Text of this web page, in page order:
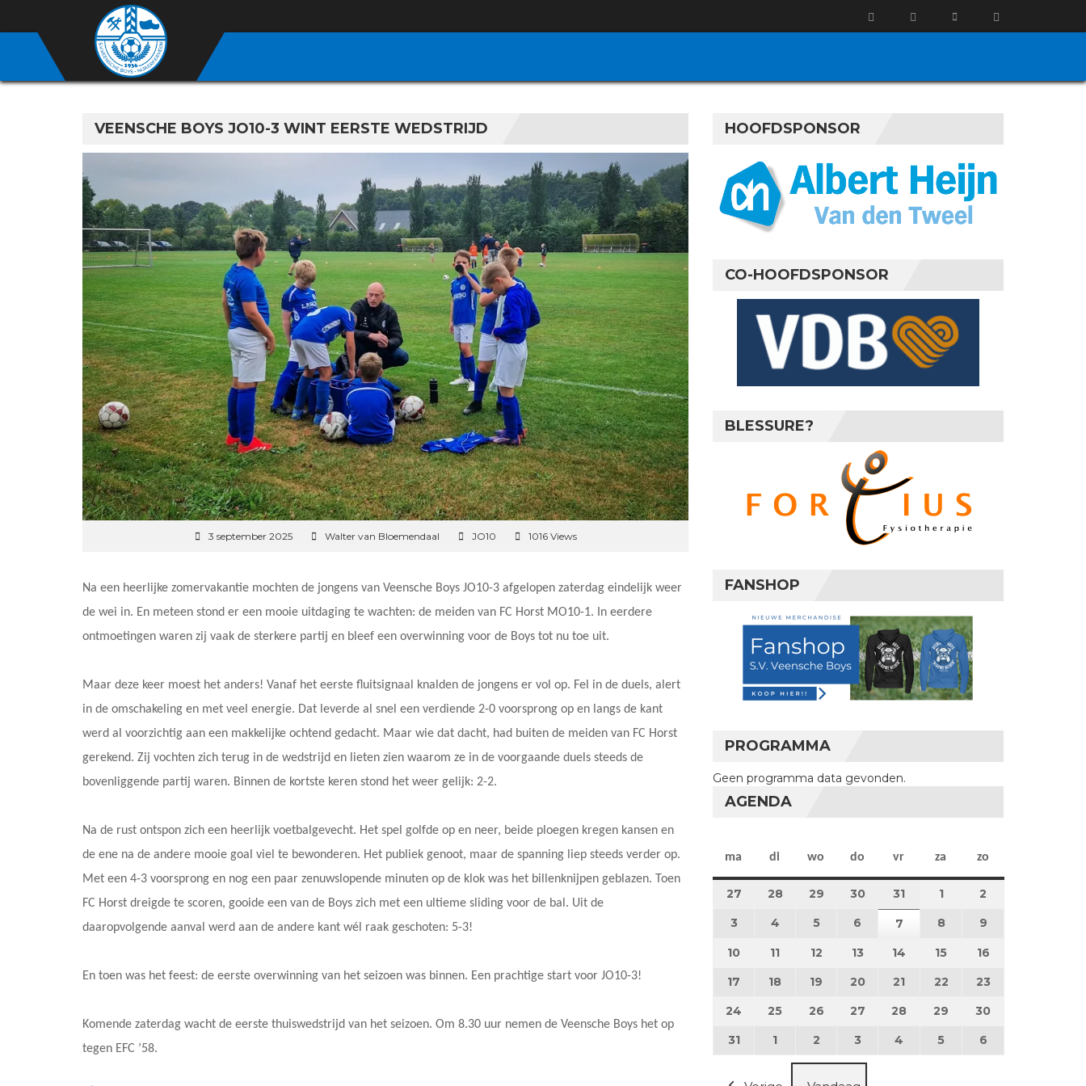
VEENSCHE BOYS JO10-3 WINT EERSTE WEDSTRIJD
3 september 2025 Walter van Bloemendaal JO10 1016 Views
Na een heerlijke zomervakantie mochten de jongens van Veensche Boys JO10-3 afgelopen zaterdag eindelijk weer
de wei in. En meteen stond er een mooie uitdaging te wachten: de meiden van FC Horst MO10-1. In eerdere
ontmoetingen waren zij vaak de sterkere partij en bleef een overwinning voor de Boys tot nu toe uit.
Maar deze keer moest het anders! Vanaf het eerste fluitsignaal knalden de jongens er vol op. Fel in de duels, alert
in de omschakeling en met veel energie. Dat leverde al snel een verdiende 2-0 voorsprong op en langs de kant
werd al voorzichtig aan een makkelijke ochtend gedacht. Maar wie dat dacht, had buiten de meiden van FC Horst
gerekend. Zij vochten zich terug in de wedstrijd en lieten zien waarom ze in de voorgaande duels steeds de
bovenliggende partij waren. Binnen de kortste keren stond het weer gelijk: 2-2.
Na de rust ontspon zich een heerlijk voetbalgevecht. Het spel golfde op en neer, beide ploegen kregen kansen en
de ene na de andere mooie goal viel te bewonderen. Het publiek genoot, maar de spanning liep steeds verder op.
Met een 4-3 voorsprong en nog een paar zenuwslopende minuten op de klok was het billenknijpen geblazen. Toen
FC Horst dreigde te scoren, gooide een van de Boys zich met een ultieme sliding voor de bal. Uit de
daaropvolgende aanval werd aan de andere kant wél raak geschoten: 5-3!
En toen was het feest: de eerste overwinning van het seizoen was binnen. Een prachtige start voor JO10-3!
Komende zaterdag wacht de eerste thuiswedstrijd van het seizoen. Om 8.30 uur nemen de Veensche Boys het op
tegen EFC ’58.
HOOFDSPONSOR
CO-HOOFDSPONSOR
BLESSURE?
FANSHOP
PROGRAMMA
Geen programma data gevonden.
AGENDA
ma maandag
di dinsdag
wo woensdag
do donderdag
vr vrijdag
za zaterdag
zo
27 27 juli 2026
28 28 juli 2026
29 29 juli 2026
3030 juli 2026
31 31 juli 2026
11 augustus 2026
2
3 3 augustus 2026
4 4 augustus 2026
55 augustus 2026
6 6 augustus 2026
7 7 augustus 2026
8 8 augustus 2026
9
10 10 augustus 2026
11 11 augustus 2026
12 12 augustus 2026
13 13 augustus 2026
14 14 augustus 2026
15 15 augustus 2026
16
17 17 augustus 2026
18 18 augustus 2026
19 19 augustus 2026
20 20 augustus 2026
21 21 augustus 2026
22 22 augustus 2026
23
24 24 augustus 2026
25 25 augustus 2026
26 26 augustus 2026
27 27 augustus 2026
28 28 augustus 2026
29 29 augustus 2026
30
3131 augustus 2026
1 1 september 2026
2 2 september 2026
3 3 september 2026
4 4 september 2026
5 5 september 2026
6